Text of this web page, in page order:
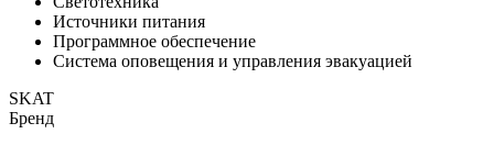
Источники питания
Программное обеспечение
Система оповещения и управления эвакуацией
SKAT
Бренд